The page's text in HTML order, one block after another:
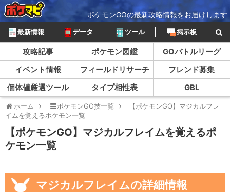
ポケモンGOの最新攻略情報をお届けします
最新情報 データ ツール 掲示板
攻略記事 ポケモン図鑑
GOバトルリーグ
イベント情報
フィールドリサーチ
フレンド募集
個体値厳選ツール
タイプ相性表 GBL
ホーム ポケモンGO技一覧
【ポケモンGO】マジカルフレ
イムを覚えるポケモン一覧
【ポケモンGO】マジカルフレイムを覚えるポ
ケモン一覧
マジカルフレイムの詳細情報